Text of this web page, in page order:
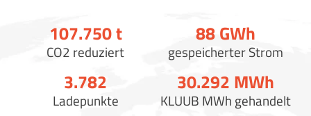
107.750t
CO2 reduziert
88GWh
gespeicherter Strom
3.790
Ladepunkte
30.300 MWh
KLUUB MWh gehandelt